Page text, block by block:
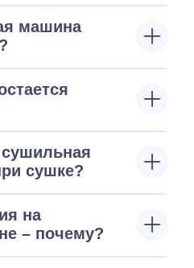
машина
сушке?
на
– почему?